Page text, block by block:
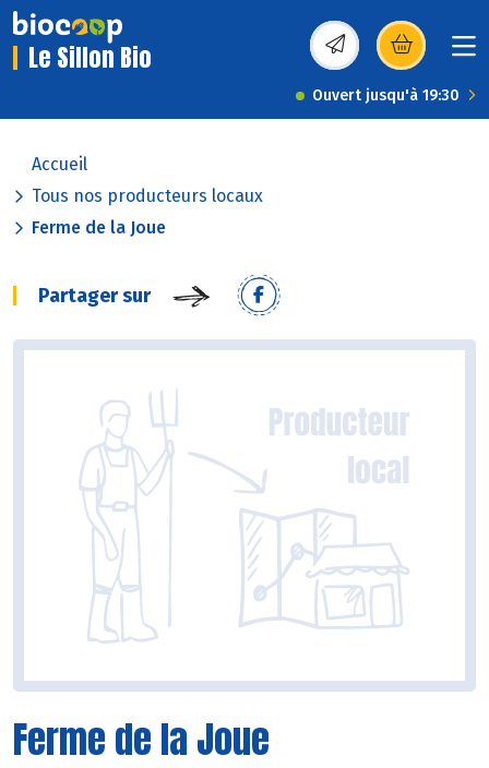
Le Sillon Bio (s’ouvre dans une
Ouvert jusqu'à 19:30
Accueil
Tous nos producteurs locaux
Ferme de la Joue
Partager sur
Ferme de la Joue